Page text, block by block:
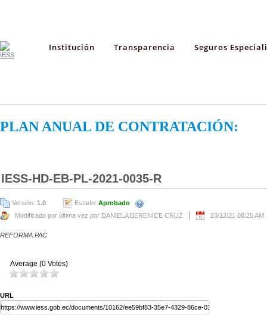
Institución Transparencia Seguros
PLAN ANUAL DE CONTRATACIÓN:
IESS-HD-EB-PL-2021-0035-R
Versión: 1.0 Estado: Aprobado
Modificado por última vez por DANIELA BERENICE CRUZ
23/12/21 08:25 AM
REFORMA PAC
Average (0 Votes)
URL